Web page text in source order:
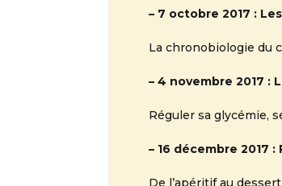
– 7 octobre 2017 :
La chronobiologie du
– 4 novembre 2017 :
Réguler sa glycémie,
– 16 décembre 2017
De l’apéritif au